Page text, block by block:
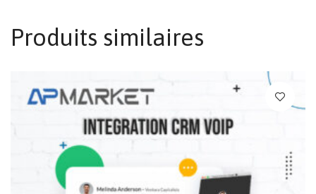
Produits similaires